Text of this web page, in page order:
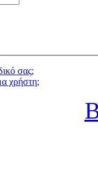
σας;
χρήστη;